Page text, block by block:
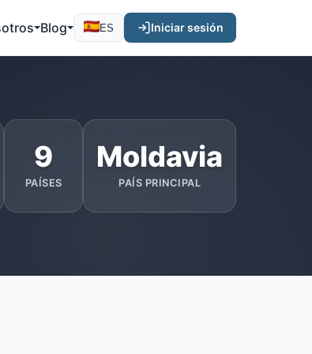
Blog ES Iniciar sesión
9
PAÍSES
Moldavia
PAÍS PRINCIPAL